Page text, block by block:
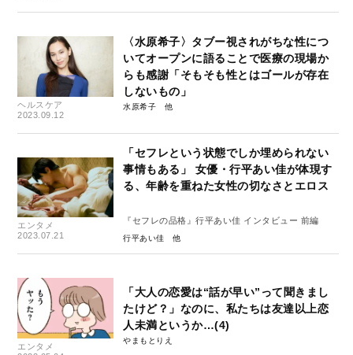
ヘルスケア
2023.09.12
〈水原希子〉タブー視されがちな性につ
いてオープンに語ることで医療の現場か
らも感謝「そもそも性とはゴールが存在
しないもの」
水原希子
エンタメ
2023.07.21
「セフレという状態でしか埋められない
事情もある」 女優・行平あい佳が体現す
る、年齢を重ねた女性の切なさとエロス
『セフレの品格』行平あい佳 インタビュー 前編
行平あい佳
エンタメ
「大人の恋愛は“話が早い”って聞きまし
たけど？」なのに、私たちは友達以上恋
人未満というか…(4)
やまもとりえ